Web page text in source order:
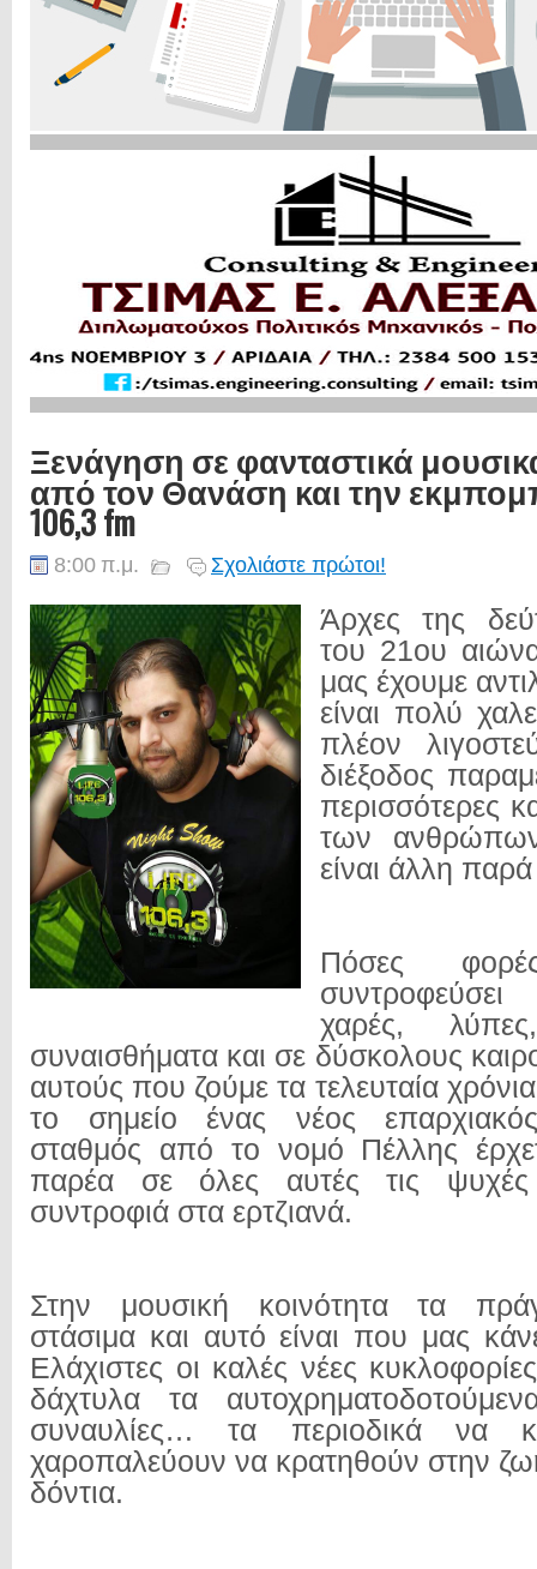
Ξενάγηση σε φανταστικά
από τον Θανάση και την
106,3 fm
8:00 π.μ. Σχολιάστε πρώτοι!
Άρχες της
του 21ου
μας έχουμε
είναι πολύ
πλέον
διέξοδος
περισσότερες
των
είναι άλλη
Πόσες
χαρές,
συναισθήματα και σε δύσκολους
αυτούς που ζούμε τα τελευταία
το σημείο ένας νέος
σταθμός από το νομό Πέλλης
παρέα σε όλες αυτές τις
συντροφιά στα ερτζιανά.
Στην μουσική κοινότητα τα
στάσιμα και αυτό είναι που μας
Ελάχιστες οι καλές νέες
δάχτυλα τα
συναυλίες… τα περιοδικά να
χαροπαλεύουν να κρατηθούν στην
δόντια.